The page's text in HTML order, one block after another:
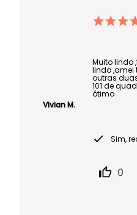
Vivian M.
Muito lindo
lindo ,amei
outras
101 de
ótimo
Sim,
0